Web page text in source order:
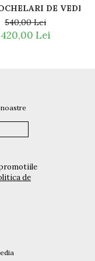
DE
540,00 Lei
420,00 Lei
de